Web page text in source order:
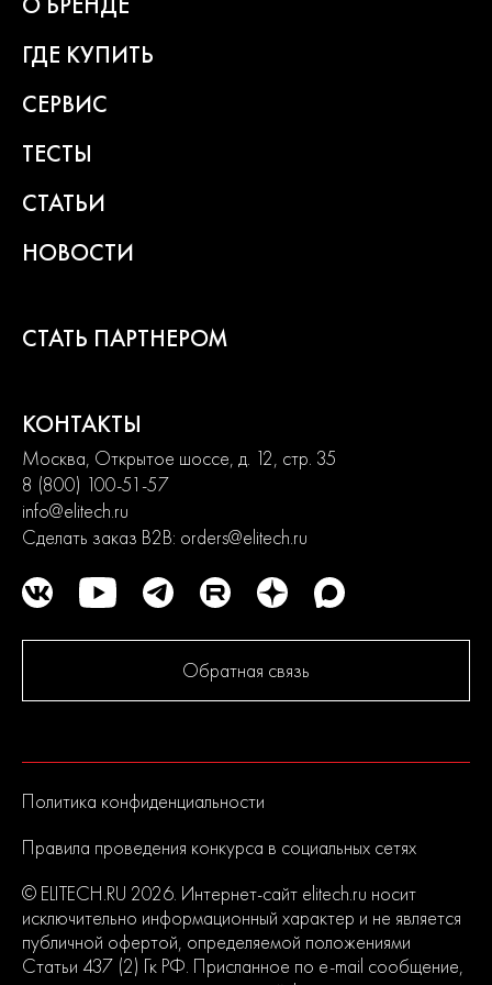
ГДЕ КУПИТЬ
СЕРВИС
ТЕСТЫ
СТАТЬИ
НОВОСТИ
СТАТЬ ПАРТНЕРОМ
КОНТАКТЫ
Москва, Открытое шоссе, д. 12, стр. 35
8 (800) 100-51-57
info@elitech.ru
Сделать заказ B2B: orders@elitech.ru
Обратная связь
Политика конфиденциальности
Правила проведения конкурса в социальных сетях
© ELITECH.RU 2026. Интернет-сайт elitech.ru носит
исключительно информационный характер и не является
публичной офертой, определяемой положениями
Статьи 437 (2) Гк РФ. Присланное по e-mail сообщение,